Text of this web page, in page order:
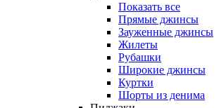
Показать все
Прямые джинсы
Зауженные джинсы
Жилеты
Рубашки
Широкие джинсы
Куртки
Шорты из денима